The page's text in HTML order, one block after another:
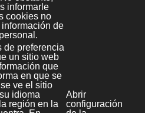
soporte a esta
Se refiere a las
entre la empresa y